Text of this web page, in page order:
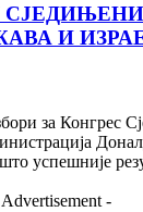
И
за Конгрес
успешније
-